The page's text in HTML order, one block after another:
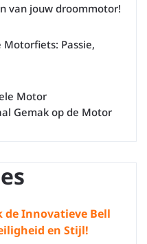
van jouw droommotor!
Passie,
Motor
Gemak op de Motor
de Innovatieve Bell
en Stijl!